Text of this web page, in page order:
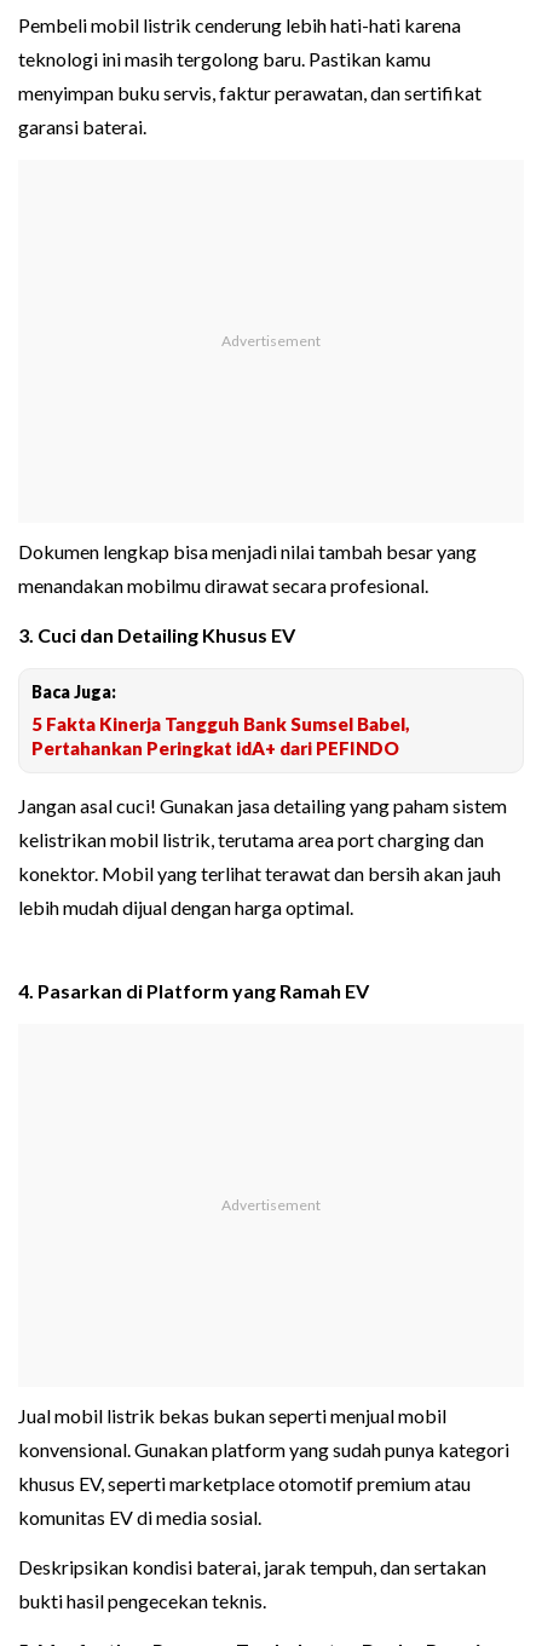
Pembeli mobil listrik cenderung lebih hati-hati karena
teknologi ini masih tergolong baru. Pastikan kamu
menyimpan buku servis, faktur perawatan, dan sertifikat
garansi baterai.
Dokumen lengkap bisa menjadi nilai tambah besar yang
menandakan mobilmu dirawat secara profesional.
3. Cuci dan Detailing Khusus EV
Baca Juga:
5 Fakta Kinerja Tangguh Bank Sumsel Babel,
Pertahankan Peringkat idA+ dari PEFINDO
Jangan asal cuci! Gunakan jasa detailing yang paham sistem
kelistrikan mobil listrik, terutama area port charging dan
konektor. Mobil yang terlihat terawat dan bersih akan jauh
lebih mudah dijual dengan harga optimal.
4. Pasarkan di Platform yang Ramah EV
Jual mobil listrik bekas bukan seperti menjual mobil
konvensional. Gunakan platform yang sudah punya kategori
khusus EV, seperti marketplace otomotif premium atau
komunitas EV di media sosial.
Deskripsikan kondisi baterai, jarak tempuh, dan sertakan
bukti hasil pengecekan teknis.